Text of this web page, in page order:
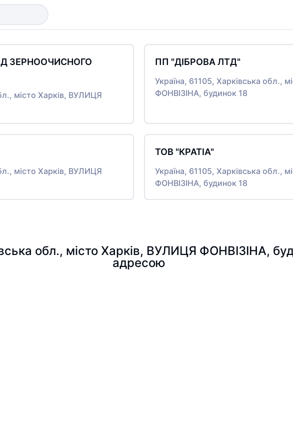
ЗЕРНООЧИСНОГО
місто Харків, ВУЛИЦЯ
ПП "ДІБРОВА ЛТД"
Україна, 61105, Харківська обл.,
ФОНВІЗІНА, будинок 18
місто Харків, ВУЛИЦЯ
ТОВ "КРАТІА"
Україна, 61105, Харківська обл.,
ФОНВІЗІНА, будинок 18
обл., місто Харків, ВУЛИЦЯ ФОНВІЗІНА,
адресою